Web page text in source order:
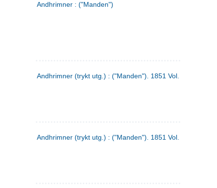
Andhrimner : ("Manden")
Andhrimner (trykt utg.) : ("Manden"). 1851 Vol. 2 Nr. 1
Andhrimner (trykt utg.) : ("Manden"). 1851 Vol. 1 Nr. 10